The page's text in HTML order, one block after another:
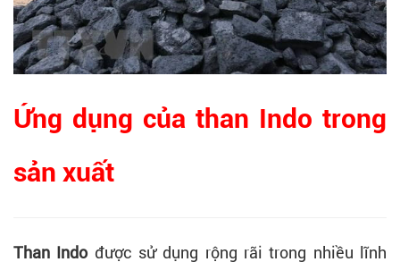
Ứng dụng của than Indo trong
sản xuất
Than Indo được sử dụng rộng rãi trong nhiều lĩnh